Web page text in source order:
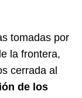
tomadas por
la frontera,
cerrada al
de los